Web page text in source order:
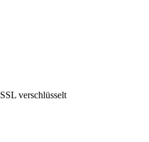
SSL verschlüsselt